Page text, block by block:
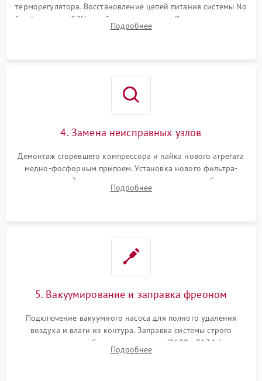
терморегулятора. Восстановление цепей питания системы No
Frost, включая ТЭН оттайки и вентилятор. Ремонт или замена
платы управления при сбоях алгоритмов.
Подробнее
4. Замена неисправных узлов
Демонтаж сгоревшего компрессора и пайка нового агрегата
медно-фосфорным припоем. Установка нового фильтра-
осушителя. Замена изношенных вентиляторов обдува,
сломанных заслонок или поврежденных дверных петель.
Подробнее
5. Вакуумирование и заправка фреоном
Подключение вакуумного насоса для полного удаления
воздуха и влаги из контура. Заправка системы строго
дозированным объемом хладагента (R600a, R134a) по
электронным весам. Контроль рабочего давления в системе.
Подробнее